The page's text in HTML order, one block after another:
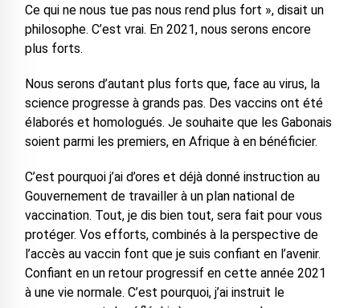
Ce qui ne nous tue pas nous rend plus fort », disait un
philosophe. C’est vrai. En 2021, nous serons encore
plus forts.
Nous serons d’autant plus forts que, face au virus, la
science progresse à grands pas. Des vaccins ont été
élaborés et homologués. Je souhaite que les Gabonais
soient parmi les premiers, en Afrique à en bénéficier.
C’est pourquoi j’ai d’ores et déjà donné instruction au
Gouvernement de travailler à un plan national de
vaccination. Tout, je dis bien tout, sera fait pour vous
protéger. Vos efforts, combinés à la perspective de
l’accès au vaccin font que je suis confiant en l’avenir.
Confiant en un retour progressif en cette année 2021
à une vie normale. C’est pourquoi, j’ai instruit le